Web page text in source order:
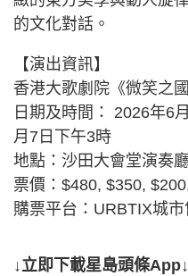
的文化對話。
【演出資訊】
香港大歌劇院《微笑之國
日期及時間： 2026年6
月7日下午3時
地點：沙田大會堂演奏
票價：$480, $350,
購票平台：URBTIX城
↓立即下載星島頭條App↓